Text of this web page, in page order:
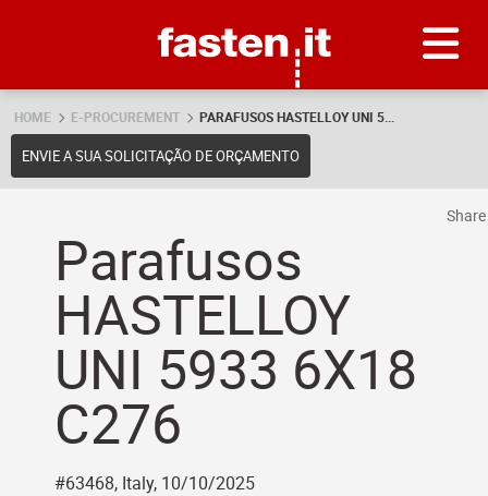
HOME E-PROCUREMENT PARAFUSOS HASTELLOY UNI 5...
ENVIE A SUA SOLICITAÇÃO DE ORÇAMENTO
Parafusos
HASTELLOY
UNI 5933 6X18
C276
#63468, Italy, 10/10/2025
Share